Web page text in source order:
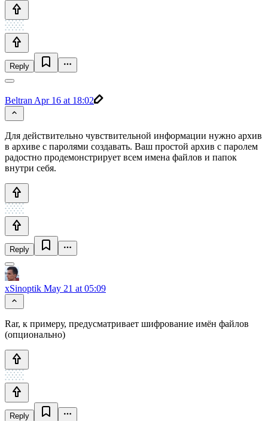
Reply
Beltran Apr 16 at 18:02
Для действительно чувствительной информации нужно архив
в архиве с паролями создавать. Ваш простой архив с паролем
радостно продемонстрирует всем имена файлов и папок
внутри себя.
Reply
xSinoptik May 21 at 05:09
Rar, к примеру, предусматривает шифрование имён файлов
(опционально)
Reply